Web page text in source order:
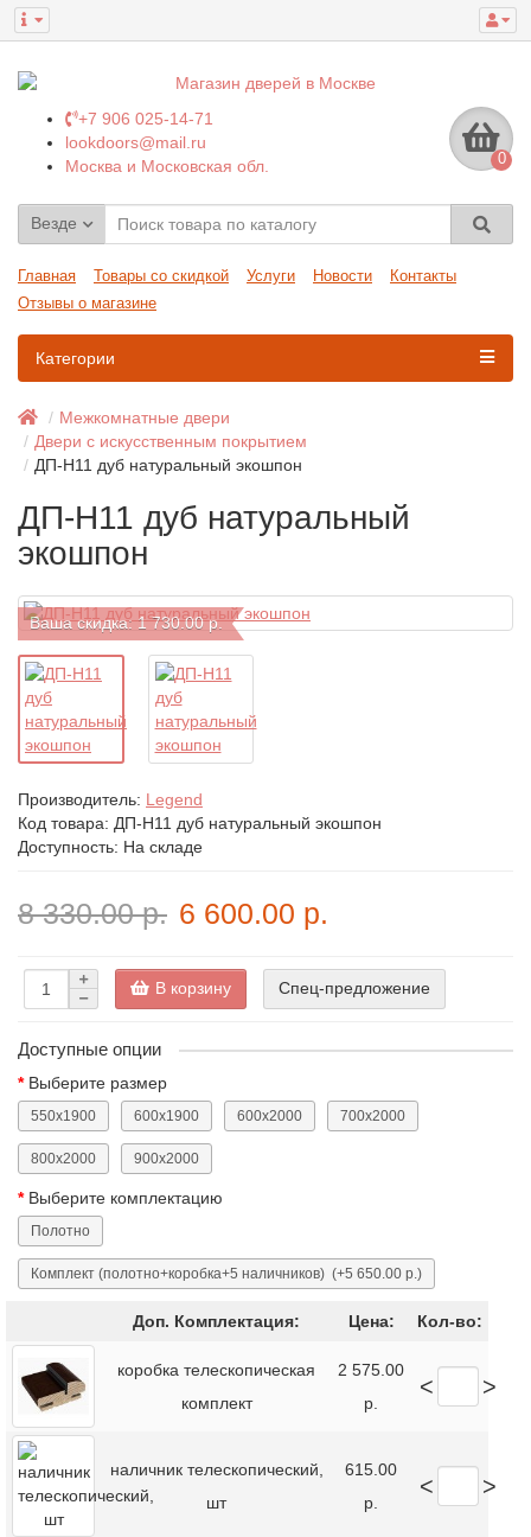
+7 906 025-14-71
lookdoors@mail.ru
Москва и Московская обл.
0
Везде
Главная Товары со скидкой Услуги Новости
Контакты
Отзывы о магазине
Категории
Межкомнатные двери
Двери с искусственным покрытием
ДП-H11 дуб натуральный экошпон
ДП-H11 дуб натуральный
экошпон
Ваша скидка: 1 730.00 р.
Производитель: Legend
Код товара: ДП-H11 дуб натуральный экошпон
Доступность: На складе
8 330.00 р. 6 600.00 р.
В корзину Спец-предложение
Доступные опции
Выберите размер
550x1900 600x1900 600x2000 700x2000
800x2000 900x2000
Выберите комплектацию
Полотно
Комплект (полотно+коробка+5 наличников) (+5 650.00 р.)
Доп. Комплектация: Цена: Кол-во:
коробка телескопическая
комплект
2 575.00
р.
< >
наличник телескопический,
шт
615.00
р.
< >